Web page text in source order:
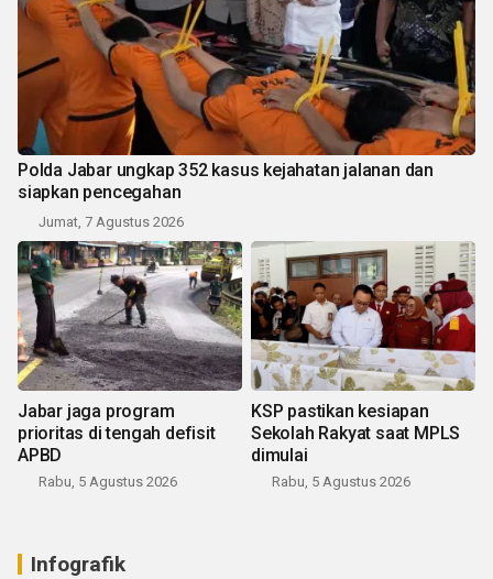
Polda Jabar ungkap 352 kasus kejahatan jalanan dan
siapkan pencegahan
Jumat, 7 Agustus 2026
Jabar jaga program
prioritas di tengah defisit
APBD
Rabu, 5 Agustus 2026
KSP pastikan kesiapan
Sekolah Rakyat saat MPLS
dimulai
Rabu, 5 Agustus 2026
Infografik